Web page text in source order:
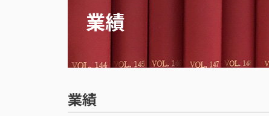
業績
業績